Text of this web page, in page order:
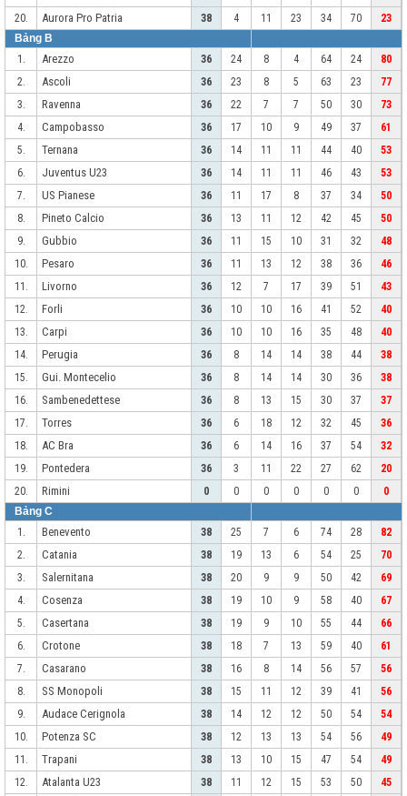
20.
Aurora Pro Patria 38 4 11 23 34 70
23
Bảng B
1.
Arezzo 36 24 8 4 64 24
80
2.
Ascoli 36 23 8 5 63 23
77
3.
Ravenna 36 22 7 7 50 30
73
4.
Campobasso 36 17 10 9 49 37
61
5.
Ternana 36 14 11 11 44 40
53
6.
Juventus U23 36 14 11 11 46 43
53
7.
US Pianese 36 11 17 8 37 34
50
8.
Pineto Calcio 36 13 11 12 42 45
50
9.
Gubbio 36 11 15 10 31 32
48
10.
Pesaro 36 11 13 12 38 36
46
11.
Livorno 36 12 7 17 39 51
43
12.
Forli 36 10 10 16 41 52
40
13.
Carpi 36 10 10 16 35 48
40
14.
Perugia 36 8 14 14 38 44
38
15.
Gui. Montecelio 36 8 14 14 30 36
38
16.
Sambenedettese 36 8 13 15 30 37
37
17.
Torres 36 6 18 12 32 45
36
18.
AC Bra 36 6 14 16 37 54
32
19.
Pontedera 36 3 11 22 27 62
20
20.
Rimini 0 0 0 0 0 0
0
Bảng C
1.
Benevento 38 25 7 6 74 28
82
2.
Catania 38 19 13 6 54 25
70
3.
Salernitana 38 20 9 9 50 42
69
4.
Cosenza 38 19 10 9 58 40
67
5.
Casertana 38 19 9 10 55 44
66
6.
Crotone 38 18 7 13 59 40
61
7.
Casarano 38 16 8 14 56 57
56
8.
SS Monopoli 38 15 11 12 39 41
56
9.
Audace Cerignola 38 14 12 12 50 54
54
10.
Potenza SC 38 12 13 13 54 56
49
11.
Trapani 38 13 10 15 47 54
49
12.
Atalanta U23 38 11 12 15 53 50
45